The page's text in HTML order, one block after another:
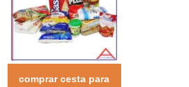
comprar cesta para